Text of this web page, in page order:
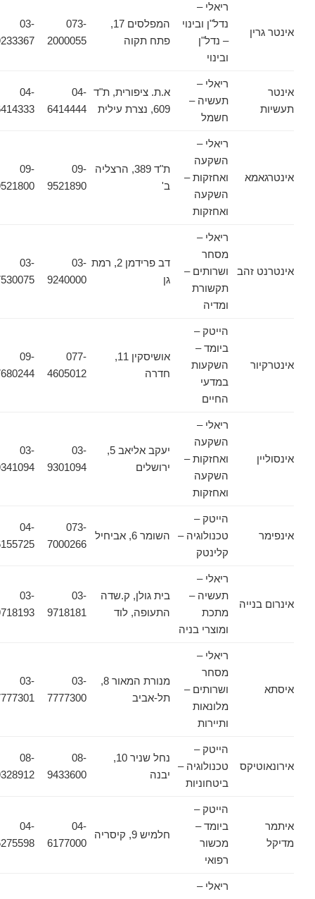
אינטר גרין
ריאלי –
נדל"ן ובינוי
– נדל"ן
ובינוי
המפלסים 17,
פתח תקוה
073-
2000055
03-
9233367
אינטר
תעשיות
ריאלי –
תעשיה –
חשמל
א.ת. ציפורית, ת"ד
609, נצרת עילית
04-
6414444
04-
6414333
אינטרגאמא
ריאלי –
השקעה
ואחזקות –
השקעה
ואחזקות
ת"ד 389, הרצליה
09-
9521890
09-
9521800
אינטרנט זהב
ריאלי –
מסחר
ושרותים –
תקשורת
ומדיה
דב פרידמן 2, רמת 03-
9240000
03-
7530075
אינטרקיור
הייטק –
ביומד –
השקעות
במדעי
החיים
אושיסקין 11,
חדרה
077-
4605012
09-
7680244
אינסוליין
ריאלי –
השקעה
ואחזקות –
השקעה
ואחזקות
יעקב אליאב 5,
ירושלים
03-
9301094
03-
9341094
אינפימר
הייטק –
טכנולוגיה –
קלינטק
השומר 6, אביחיל
073-
7000266
04-
6155725
אינרום בנייה
ריאלי –
תעשיה –
מתכת
ומוצרי בניה
בית גולן, ק.שדה
התעופה, לוד
03-
9718181
03-
9718193
איסתא
ריאלי –
מסחר
ושרותים –
מלונאות
ותיירות
מנורת המאור 8,
תל-אביב
03-
7777300
03-
7777301
אירונאוטיקס
הייטק –
טכנולוגיה –
ביטחוניות
נחל שניר 10,
יבנה
08-
9433600
08-
9328912
איתמר
מדיקל
הייטק –
ביומד –
מכשור
רפואי
חלמיש 9, קיסריה
04-
6177000
04-
6275598
ריאלי –